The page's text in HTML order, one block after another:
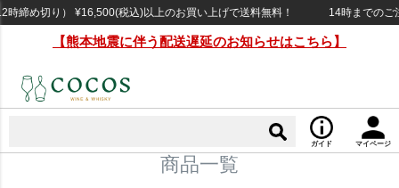
め切り） ¥16,500(税込)以上のお買い上げで送料無料！ 14時までのご
【熊本地震に伴う配送遅延のお知らせはこちら】
ガイド マイページ
商品一覧